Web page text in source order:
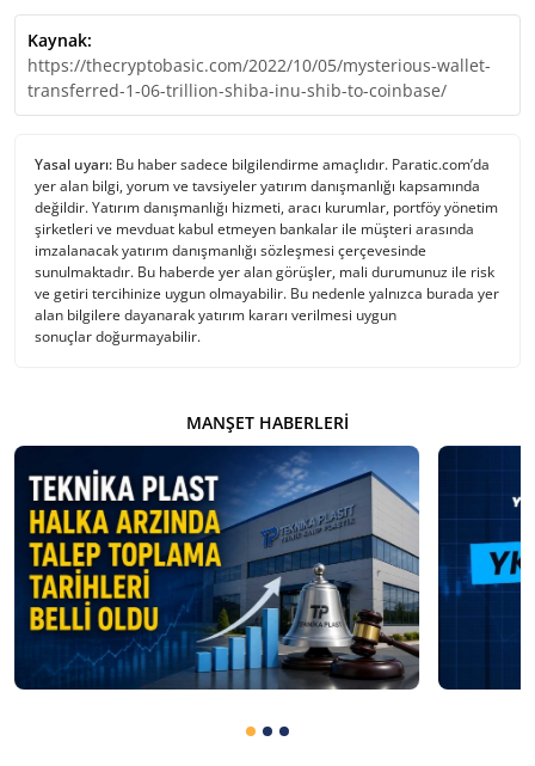
Kaynak:
https://thecryptobasic.com/2022/10/05/mysterious-wallet-
transferred-1-06-trillion-shiba-inu-shib-to-coinbase/
Yasal uyarı: Bu haber sadece bilgilendirme amaçlıdır. Paratic.com’da
yer alan bilgi, yorum ve tavsiyeler yatırım danışmanlığı kapsamında
değildir. Yatırım danışmanlığı hizmeti, aracı kurumlar, portföy yönetim
şirketleri ve mevduat kabul etmeyen bankalar ile müşteri arasında
imzalanacak yatırım danışmanlığı sözleşmesi çerçevesinde
sunulmaktadır. Bu haberde yer alan görüşler, mali durumunuz ile risk
ve getiri tercihinize uygun olmayabilir. Bu nedenle yalnızca burada yer
alan bilgilere dayanarak yatırım kararı verilmesi uygun
sonuçlar doğurmayabilir.
MANŞET HABERLERI